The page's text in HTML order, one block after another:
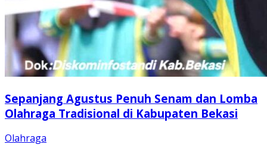
Sepanjang Agustus Penuh Senam dan Lomba
Olahraga Tradisional di Kabupaten Bekasi
Olahraga